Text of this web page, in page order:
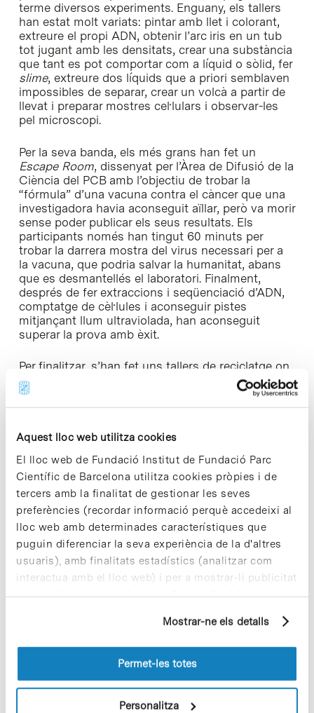
Aquest lloc web utilitza cookies
El lloc web de Fundació Institut de Fundació Parc
Científic de Barcelona utilitza cookies pròpies i de
tercers amb la finalitat de gestionar les seves
preferències (recordar informació perquè accedeixi al
lloc web amb determinades característiques que
puguin diferenciar la seva experiència de la d'altres
usuaris), amb finalitats estadístics (analitzar com
interactua amb el lloc web) i per a mostrar-li publicitat
personalitzada sobre la base d'un perfil elaborat a
pàgines visitades). Per a obtenir més informació sobre
les cookies pot consultar laPolítica de cookiesdel
Mostrar-ne els detalls
Permet-les totes
Personalitza
terme diversos experiments. Enguany, els tallers
han estat molt variats: pintar amb llet i colorant,
extreure el propi ADN, obtenir l’arc iris en un tub
tot jugant amb les densitats, crear una substància
que tant es pot comportar com a líquid o sòlid, fer
slime, extreure dos líquids que a priori semblaven
impossibles de separar, crear un volcà a partir de
llevat i preparar mostres cel·lulars i observar-les
pel microscopi.
Per la seva banda, els més grans han fet un
Escape Room, dissenyat per l’Àrea de Difusió de la
Ciència del PCB amb l’objectiu de trobar la
“fórmula” d’una vacuna contra el càncer que una
investigadora havia aconseguit aïllar, però va morir
sense poder publicar els seus resultats. Els
participants només han tingut 60 minuts per
trobar la darrera mostra del virus necessari per a
la vacuna, que podria salvar la humanitat, abans
que es desmantellés el laboratori. Finalment,
després de fer extraccions i seqüenciació d’ADN,
comptatge de cèl·lules i aconseguir pistes
mitjançant llum ultraviolada, han aconseguit
superar la prova amb èxit.
Per finalitzar, s’han fet uns tallers de reciclatge on
tots els participants han pogut pintar caixes de
porexpan per convertir-les en tamborets, i han fet
servir aquest material com a base per crear obres
enrotllant fils de colors al voltant d’un conjunt de
Per posar punt i final a la jornada, s’han entregat
els diplomes que reconeixien als participants de la
segona edició del Kids Day com a “Joves
Científics”.
Notícies més vistes